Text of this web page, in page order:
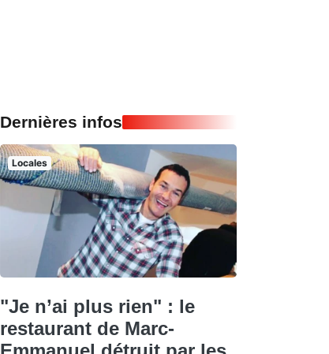
Dernières infos
Locales
"Je n’ai plus rien" : le
restaurant de Marc-